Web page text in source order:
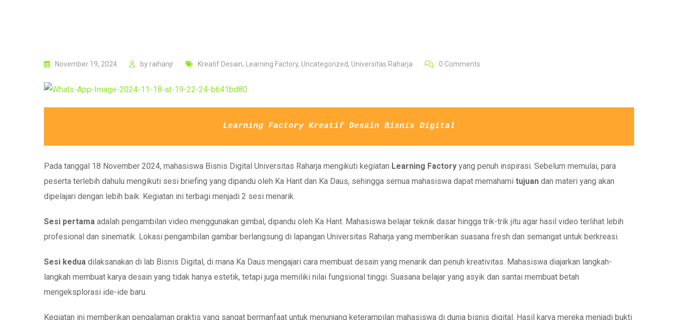
November 19, 2024 by raihanjr Kreatif Desain, Learning Factory, Uncategorized, Universitas Raharja 0 Comments
Pada tanggal 18 November 2024, mahasiswa Bisnis Digital Universitas Raharja mengikuti kegiatan Learning Factory yang penuh inspirasi. Sebelum memulai, para
peserta terlebih dahulu mengikuti sesi briefing yang dipandu oleh Ka Hant dan Ka Daus, sehingga semua mahasiswa dapat memahami tujuan dan materi yang akan
dipelajari dengan lebih baik. Kegiatan ini terbagi menjadi 2 sesi menarik.
Sesi pertama adalah pengambilan video menggunakan gimbal, dipandu oleh Ka Hant. Mahasiswa belajar teknik dasar hingga trik-trik jitu agar hasil video terlihat lebih
profesional dan sinematik. Lokasi pengambilan gambar berlangsung di lapangan Universitas Raharja yang memberikan suasana fresh dan semangat untuk berkreasi.
Sesi kedua dilaksanakan di lab Bisnis Digital, di mana Ka Daus mengajari cara membuat desain yang menarik dan penuh kreativitas. Mahasiswa diajarkan langkah-
langkah membuat karya desain yang tidak hanya estetik, tetapi juga memiliki nilai fungsional tinggi. Suasana belajar yang asyik dan santai membuat betah
mengeksplorasi ide-ide baru.
Kegiatan ini memberikan pengalaman praktis yang sangat bermanfaat untuk menunjang keterampilan mahasiswa di dunia bisnis digital. Hasil karya mereka menjadi bukti